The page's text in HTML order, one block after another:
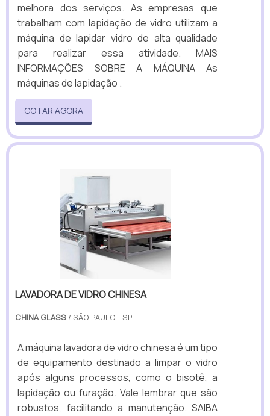
melhora dos serviços. As empresas que
trabalham com lapidação de vidro utilizam a
máquina de lapidar vidro de alta qualidade
para realizar essa atividade. MAIS
INFORMAÇÕES SOBRE A MÁQUINA As
máquinas de lapidação .
COTAR AGORA
LAVADORA DE VIDRO CHINESA
CHINA GLASS / SÃO PAULO - SP
A máquina lavadora de vidro chinesa é um tipo
de equipamento destinado a limpar o vidro
após alguns processos, como o bisotê, a
lapidação ou furação. Vale lembrar que são
robustos, facilitando a manutenção. SAIBA